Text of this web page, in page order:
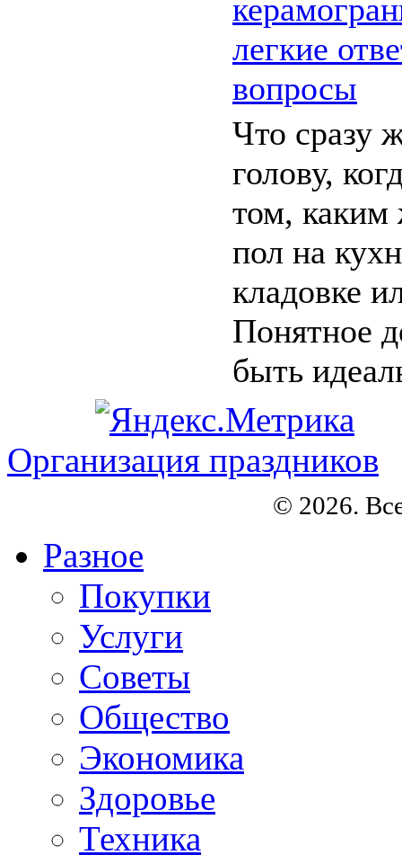
легкие
вопросы
Что сразу
голову,
том,
пол на
кладовке
Понятное
быть
Организация праздников
© 2026.
Разное
Покупки
Услуги
Советы
Общество
Экономика
Здоровье
Техника